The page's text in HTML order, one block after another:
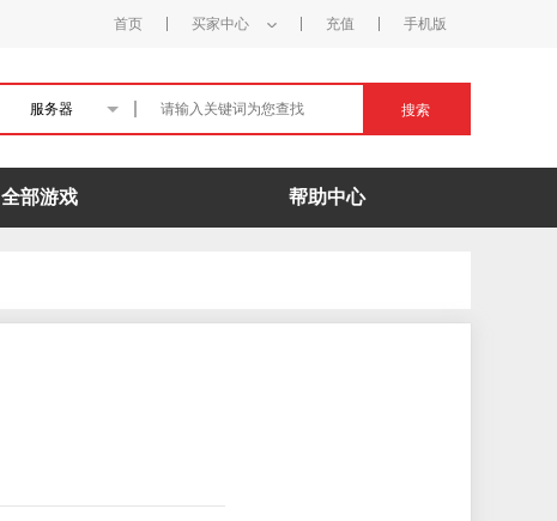
首页 买家中心 充值 手机版
服务器 搜索
全部游戏 帮助中心